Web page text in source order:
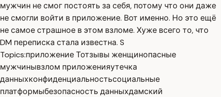
мужчин не смог постоять за себя, потому что они даже
не смогли войти в приложение. Вот именно. Но это ещё
не самое страшное в этом взломе. Хуже всего то, что
DM переписка стала известна. S
Topics:приложение Тотзывы женщинопасные
мужчинывзлом приложенияутечка
данныхконфиденциальностьсоциальные
платформыбезопасность данныхдамский